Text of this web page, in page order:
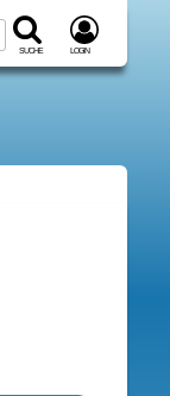
Suche Login